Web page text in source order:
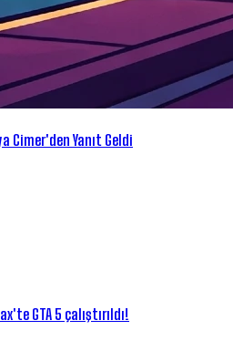
Cimer'den Yanıt Geldi
GTA 5 çalıştırıldı!